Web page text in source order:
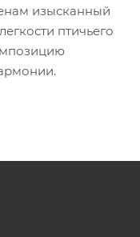
изысканный
птичьего